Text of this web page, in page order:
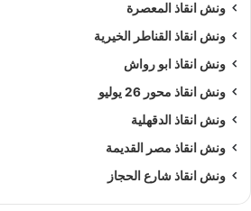
ونش انقاذ المعصرة
ونش انقاذ القناطر الخيرية
ونش انقاذ ابو رواش
ونش انقاذ محور 26 يوليو
ونش انقاذ الدقهلية
ونش انقاذ مصر القديمة
ونش انقاذ شارع الحجاز